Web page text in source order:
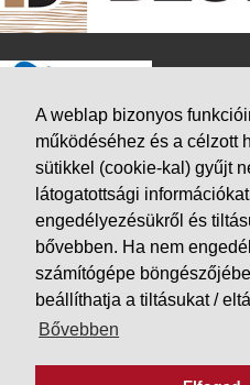
A weblap bizonyos
működéséhez és a célzott
sütikkel (cookie-kal) gyűjt
látogatottsági
engedélyezésükről és
bővebben. Ha nem
számítógépe
beállíthatja a tiltásukat /
Bővebben